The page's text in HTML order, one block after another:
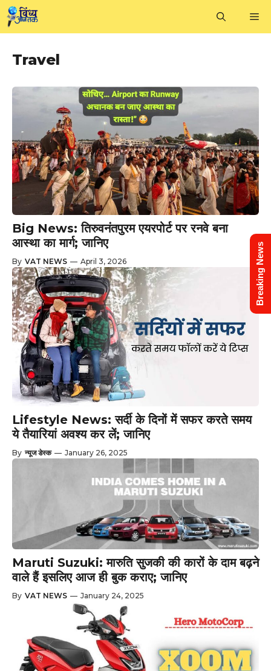
Skip
to
Travel
Big News: तिरुवनंतपुरम एयरपोर्ट पर रनवे बना
आस्था का मार्ग; जानिए
By VAT NEWS — April 3, 2026
Lifestyle News: सर्दी के दिनों में सफर करते समय
ये तैयारियां अवश्य कर लें; जानिए
By न्यूज डेस्क — January 26, 2025
Maruti Suzuki: मारुति सुजकी की कारों के दाम बढ़ने
वाले हैं इसलिए आज ही बुक कराए; जानिए
By VAT NEWS — January 24, 2025
Breaking News